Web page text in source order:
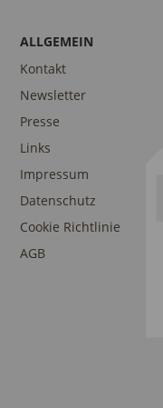
ALLGEMEIN
Kontakt
Newsletter
Presse
Links
Impressum
Datenschutz
Cookie Richtlinie
AGB